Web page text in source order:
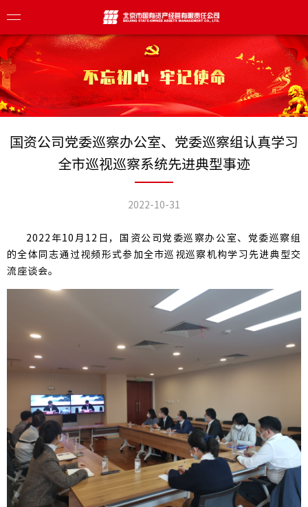
册
国资公司党委巡察办公室、党委巡察组认真学习
全市巡视巡察系统先进典型事迹
2022-10-31
2022 年10月12日，国资公司党委巡察办公室、党委巡察组
的全体同志通过视频形式参加全市巡视巡察机构学习先进典型交
流座谈会。